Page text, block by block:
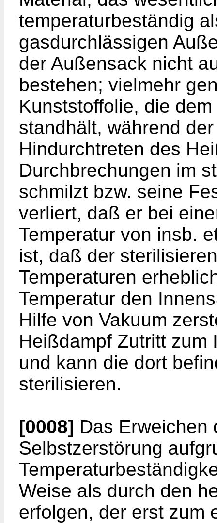
temperaturbeständig
gasdurchlässigen
der Außensack nicht
bestehen; vielmehr
Kunststoffolie, die
standhält, während
Hindurchtreten des
Durchbrechungen im
schmilzt bzw. seine
verliert, daß er bei
Temperatur von insb.
ist, daß der
Temperaturen
Temperatur den
Hilfe von Vakuum
Heißdampf Zutritt zum
und kann die dort
sterilisieren.
[0008] Das Erweichen
Selbstzerstörung
Weise als durch den
erfolgen, der erst zum